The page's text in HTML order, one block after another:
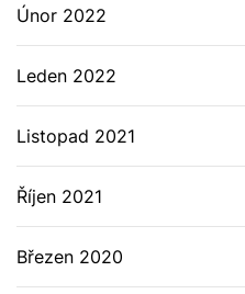
Únor 2022
Leden 2022
Listopad 2021
Říjen 2021
Březen 2020